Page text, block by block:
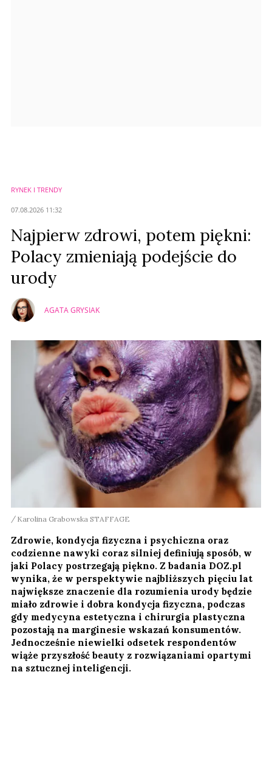
RYNEK I TRENDY
07.08.2026 11:32
Najpierw zdrowi, potem piękni:
Polacy zmieniają podejście do
urody
AGATA GRYSIAK
Karolina Grabowska STAFFAGE
Zdrowie, kondycja fizyczna i psychiczna oraz
codzienne nawyki coraz silniej definiują sposób, w
jaki Polacy postrzegają piękno. Z badania DOZ.pl
wynika, że w perspektywie najbliższych pięciu lat
największe znaczenie dla rozumienia urody będzie
miało zdrowie i dobra kondycja fizyczna, podczas
gdy medycyna estetyczna i chirurgia plastyczna
pozostają na marginesie wskazań konsumentów.
Jednocześnie niewielki odsetek respondentów
wiąże przyszłość beauty z rozwiązaniami opartymi
na sztucznej inteligencji.